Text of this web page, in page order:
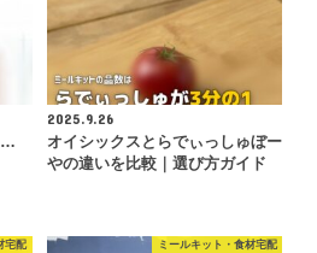
…
2025.9.26
オイシックスとらでぃっしゅぼー
やの違いを比較｜選び方ガイド
宅配 ミールキット・食材宅配